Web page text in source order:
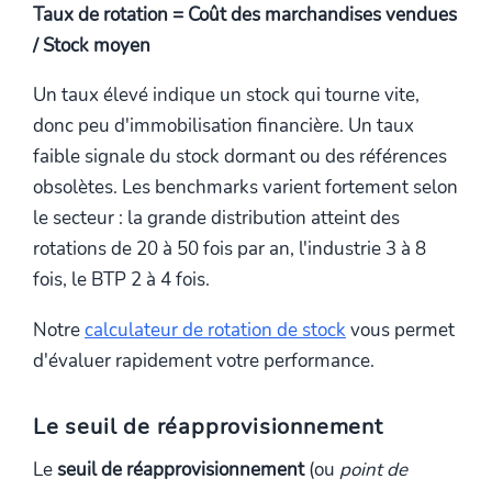
Taux de rotation = Coût des marchandises vendues
/ Stock moyen
Un taux élevé indique un stock qui tourne vite,
donc peu d'immobilisation financière. Un taux
faible signale du stock dormant ou des références
obsolètes. Les benchmarks varient fortement selon
le secteur : la grande distribution atteint des
rotations de 20 à 50 fois par an, l'industrie 3 à 8
fois, le BTP 2 à 4 fois.
Notrecalculateur de rotation de stock vous permet
d'évaluer rapidement votre performance.
Le seuil de réapprovisionnement
Leseuil de réapprovisionnement(ou point de